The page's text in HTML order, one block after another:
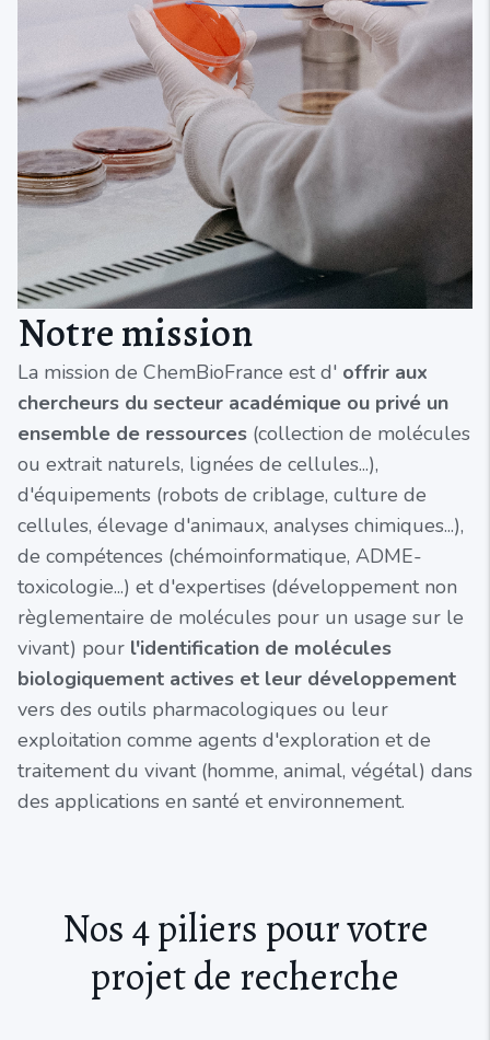
Notre mission
La mission de ChemBioFrance est d' offrir aux
chercheurs du secteur académique ou privé un
ensemble de ressources (collection de molécules
ou extrait naturels, lignées de cellules...),
d'équipements (robots de criblage, culture de
cellules, élevage d'animaux, analyses chimiques...),
de compétences (chémoinformatique, ADME-
toxicologie...) et d'expertises (développement non
règlementaire de molécules pour un usage sur le
vivant) pour l'identification de molécules
biologiquement actives et leur développement
vers des outils pharmacologiques ou leur
exploitation comme agents d'exploration et de
traitement du vivant (homme, animal, végétal) dans
des applications en santé et environnement.
Nos 4 piliers pour votre
projet de recherche